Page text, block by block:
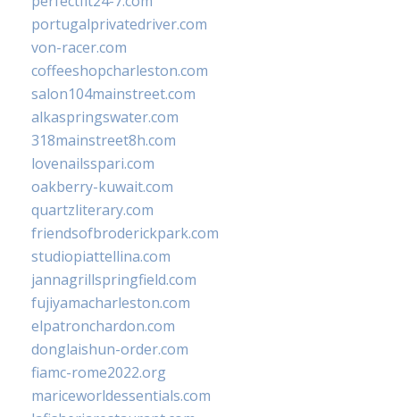
portugalprivatedriver.com
von-racer.com
coffeeshopcharleston.com
salon104mainstreet.com
alkaspringswater.com
318mainstreet8h.com
lovenailsspari.com
oakberry-kuwait.com
quartzliterary.com
friendsofbroderickpark.com
studiopiattellina.com
jannagrillspringfield.com
fujiyamacharleston.com
elpatronchardon.com
donglaishun-order.com
fiamc-rome2022.org
mariceworldessentials.com